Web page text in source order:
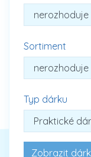
Sortiment
Typ dárku